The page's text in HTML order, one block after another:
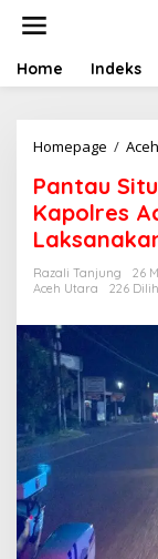
t
Home Indeks
Homepage /
Pantau
Kapolres
Razali Tanjung
26
Aceh Utara
226